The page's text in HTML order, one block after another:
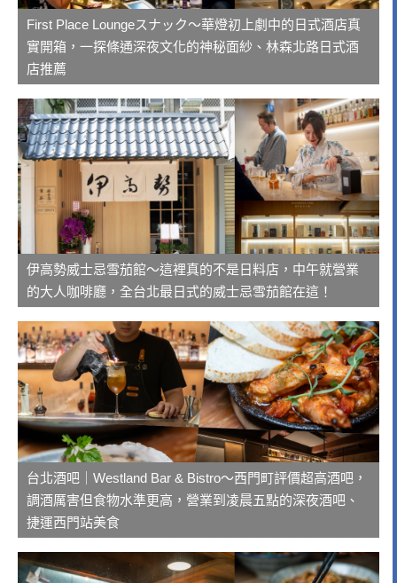
First Place Loungeスナック～華燈初上劇中的日式酒店真
實開箱，一探條通深夜文化的神秘面紗、林森北路日式酒
店推薦
伊高勢威士忌雪茄館～這裡真的不是日料店，中午就營業
的大人咖啡廳，全台北最日式的威士忌雪茄館在這！
台北酒吧｜Westland Bar & Bistro～西門町評價超高酒吧，
調酒厲害但食物水準更高，營業到凌晨五點的深夜酒吧、
捷運西門站美食